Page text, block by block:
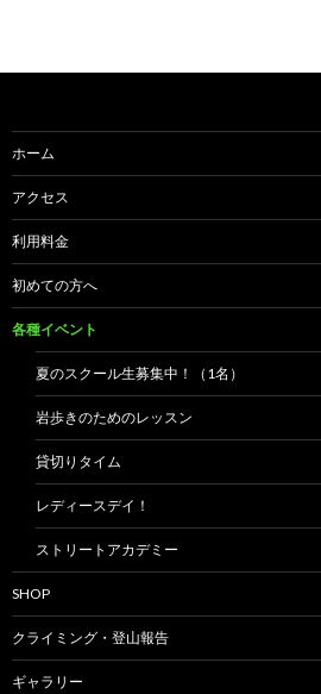
ッ
ホーム
アクセス
利用料金
初めての方へ
各種イベント
夏のスクール生募集中！（1名）
岩歩きのためのレッスン
貸切りタイム
レディースデイ！
ストリートアカデミー
SHOP
クライミング・登山報告
ギャラリー